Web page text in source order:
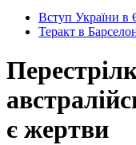
Вступ України в
Теракт в
є жертви